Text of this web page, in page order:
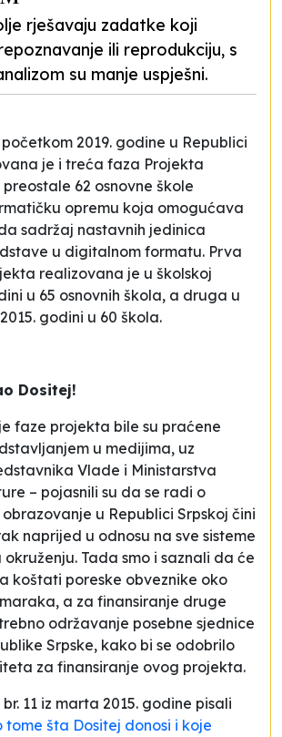
rješavaju zadatke koji
ili reprodukciju, s
su manje uspješni.
2019. godine u Republici
je i treća faza Projekta
preostale 62 osnovne škole
opremu koja omogućava
sadržaj nastavnih jedinica
u digitalnom formatu. Prva
realizovana je u školskoj
u 65 osnovnih škola, a druga u
godini u 60 škola.
Dositej!
faze projekta bile su praćene
u medijima, uz
Vlade i Ministarstva
– pojasnili su da se radi o
obrazovanje u Republici Srpskoj čini
naprijed u odnosu na sve sisteme
Tada smo i saznali da će
koštati poreske obveznike oko
a za finansiranje druge
održavanje posebne sjednice
Srpske, kako bi se odobrilo
za finansiranje ovog projekta.
br. 11 iz marta 2015. godine pisali
tome šta Dositej donosi i koje